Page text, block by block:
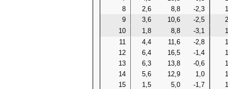
8
2,6 8,8 -2,3
9
3,6 10,6 -2,5
10
1,8 8,8 -3,1
11
4,4 11,6 -2,8
12
6,4 16,5 -1,4
13
6,3 13,8 -0,6
14
5,6 12,9 1,0
15
1,5 5,0 -1,7